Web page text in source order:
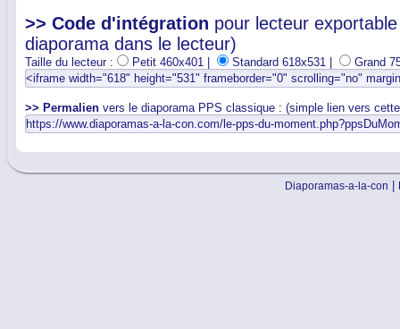
>> Code d'intégration pour lecteur
diaporama dans le lecteur)
Taille du lecteur : Petit 460x401 | Standard 618x531 | Grand
>> Permalien vers le diaporama PPS classique : (simple lien vers
Diaporamas-a-la-con